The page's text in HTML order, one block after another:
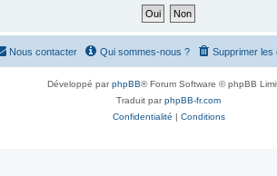
Supprimer les
Qui sommes-nous ?
Nous contacter
Développé parphpBB® Forum Software © phpBB
Traduit parphpBB-fr.com
Confidentialité | Conditions